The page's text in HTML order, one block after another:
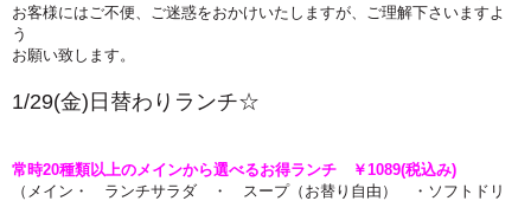
お客様にはご不便、ご迷惑をおかけいたしますが、ご理解下さいますよ
う
お願い致します。
1/29(金) 日 替わ りランチ☆
常時20種類以上のメインから選べるお得ランチ ￥1089(税込み)
（メイン・ ランチサラダ ・ スープ（お替り自由） ・ソフトドリ